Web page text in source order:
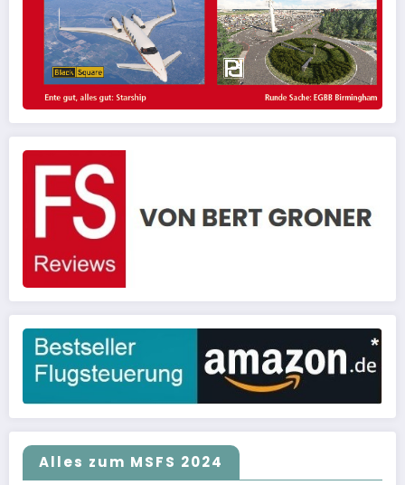
Alles zum MSFS 2024